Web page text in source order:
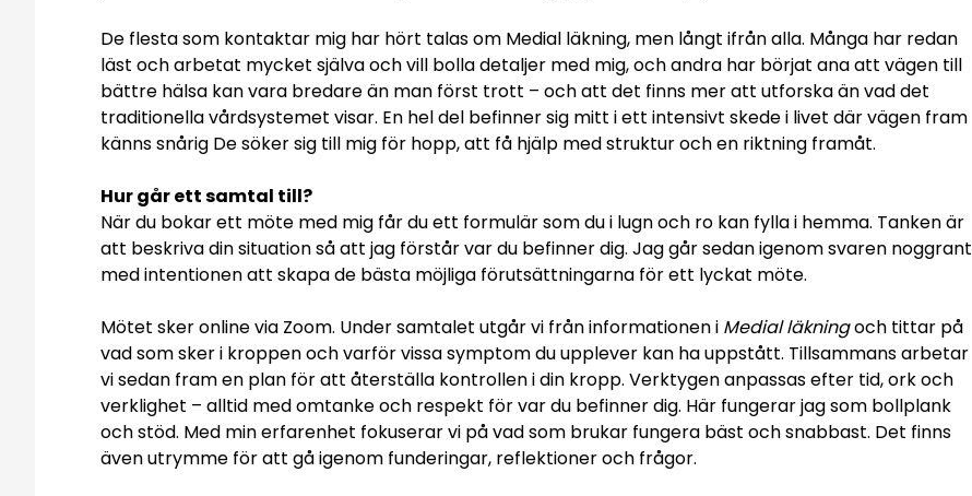
De flesta som kontaktar mig har hört talas om Medial läkning, men långt ifrån alla. Många har redan
läst och arbetat mycket själva och vill bolla detaljer med mig, och andra har börjat ana att vägen till
bättre hälsa kan vara bredare än man först trott – och att det finns mer att utforska än vad det
traditionella vårdsystemet visar. En hel del befinner sig mitt i ett intensivt skede i livet där vägen fram
känns snårig De söker sig till mig för hopp, att få hjälp med struktur och en riktning framåt.
Hur går ett samtal till?
När du bokar ett möte med mig får du ett formulär som du i lugn och ro kan fylla i hemma. Tanken är
att beskriva din situation så att jag förstår var du befinner dig. Jag går sedan igenom svaren noggrant
med intentionen att skapa de bästa möjliga förutsättningarna för ett lyckat möte.
Mötet sker online via Zoom. Under samtalet utgår vi från informationen i Medial läkningoch tittar på
vad som sker i kroppen och varför vissa symptom du upplever kan ha uppstått. Tillsammans arbetar
vi sedan fram en plan för att återställa kontrollen i din kropp. Verktygen anpassas efter tid, ork och
verklighet – alltid med omtanke och respekt för var du befinner dig. Här fungerar jag som bollplank
och stöd. Med min erfarenhet fokuserar vi på vad som brukar fungera bäst och snabbast. Det finns
även utrymme för att gå igenom funderingar, reflektioner och frågor.